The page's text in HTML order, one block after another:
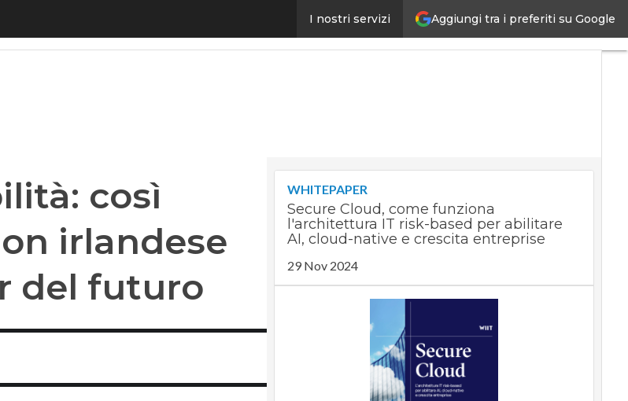
Aggiungi tra i preferiti su Google
I nostri servizi
l’high tech construction irlandese progetta i data center del futuroUltimi
articoli
PA
Green
economy
Intelligenza
Videointerviste
Guide di
così
irlandese
del futuro
WHITEPAPER
Secure Cloud, come funziona
l'architettura IT risk-based per abilitare
AI, cloud-native e crescita entreprise
29 Nov 2024